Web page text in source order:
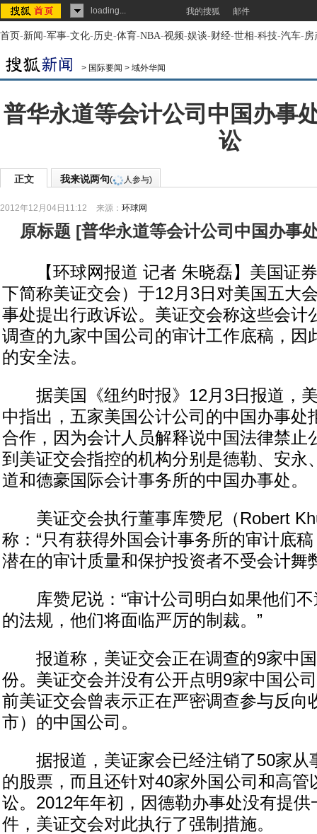
loading... 我的搜狐 邮件
首页-新闻-军事-文化-历史-体育-NBA-视频-娱谈-财经-世相-科技-汽车-房
> 国际要闻 > 域外华闻
普华永道等会计公司中国办事
讼
正文 我来说两句( 人参与)
2012年12月04日11:12 来源： 环球网
原标题 [普华永道等会计公司中国办事
【环球网报道 记者 朱晓磊】美国证券
下简称美证交会）于12月3日对美国五大
事处提出行政诉讼。美证交会称这些会计
调查的九家中国公司的审计工作底稿，因
的安全法。
据美国《纽约时报》12月3日报道，
中指出，五家美国公计公司的中国办事处
合作，因为会计人员解释说中国法律禁止
到美证交会指控的机构分别是德勒、安永
道和德豪国际会计事务所的中国办事处。
美证交会执行董事库赞尼（Robert
称：“只有获得外国会计事务所的审计底
潜在的审计质量和保护投资者不受会计舞
库赞尼说：“审计公司明白如果他们不
的法规，他们将面临严厉的制裁。”
报道称，美证交会正在调查的9家中国
份。美证交会并没有公开点明9家中国公
前美证交会曾表示正在严密调查参与反向
市）的中国公司。
据报道，美证家会已经注销了50家从
的股票，而且还针对40家外国公司和高管
讼。2012年年初，因德勒办事处没有提
件，美证交会对此执行了强制措施。